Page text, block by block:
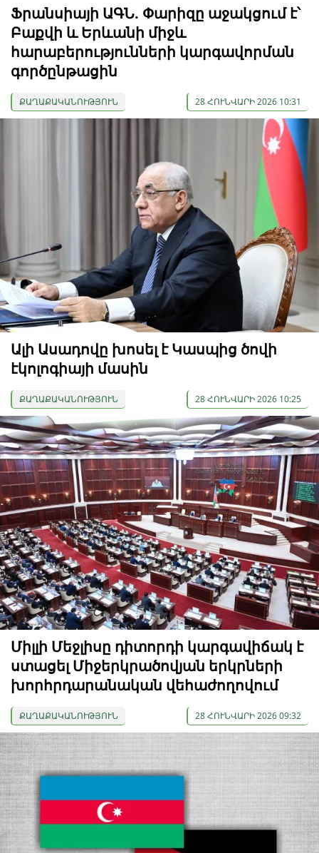
Ֆրանսիայի ԱԳՆ. Փարիզը աջակցում է՝
Բաքվի և Երևանի միջև
հարաբերությունների կարգավորման
գործընթացին
ՔԱՂԱՔԱԿԱՆՈՒԹՅՈՒՆ 28 ՀՈՒՆՎԱՐԻ 2026 10:31
Ալի Ասադովը խոսել է Կասպից ծովի
էկոլոգիայի մասին
ՔԱՂԱՔԱԿԱՆՈՒԹՅՈՒՆ 28 ՀՈՒՆՎԱՐԻ 2026 10:25
Միլլի Մեջլիսը դիտորդի կարգավիճակ է
ստացել Միջերկրածովյան երկրների
խորհրդարանական վեհաժողովում
ՔԱՂԱՔԱԿԱՆՈՒԹՅՈՒՆ 28 ՀՈՒՆՎԱՐԻ 2026 09:32